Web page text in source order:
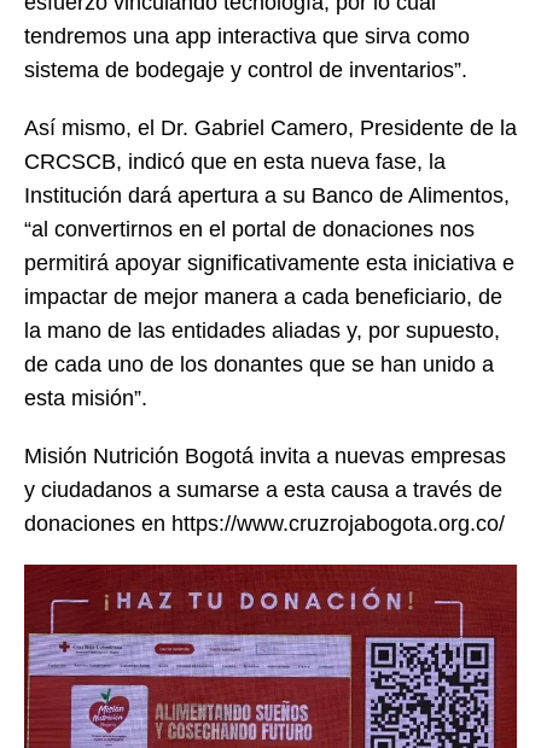
tendremos una app interactiva que sirva como
sistema de bodegaje y control de inventarios”.
Así mismo, el Dr. Gabriel Camero, Presidente de la
CRCSCB, indicó que en esta nueva fase, la
Institución dará apertura a su Banco de Alimentos,
“al convertirnos en el portal de donaciones nos
permitirá apoyar significativamente esta iniciativa e
impactar de mejor manera a cada beneficiario, de
la mano de las entidades aliadas y, por supuesto,
de cada uno de los donantes que se han unido a
esta misión”.
Misión Nutrición Bogotá invita a nuevas empresas
y ciudadanos a sumarse a esta causa a través de
donaciones en https://www.cruzrojabogota.org.co/